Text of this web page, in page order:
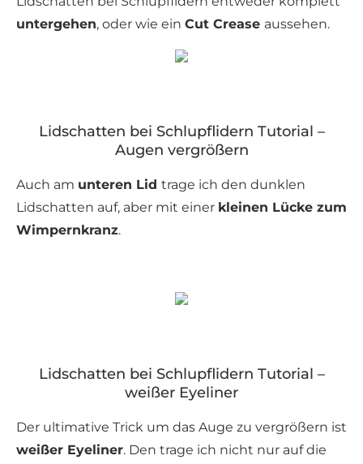
untergehen, oder wie ein Cut Crease aussehen.
Lidschatten bei Schlupflidern Tutorial –
Augen vergrößern
Auch am unteren Lid trage ich den dunklen
Lidschatten auf, aber mit einer kleinen Lücke zum
Wimpernkranz.
Lidschatten bei Schlupflidern Tutorial –
weißer Eyeliner
Der ultimative Trick um das Auge zu vergrößern ist
weißer Eyeliner. Den trage ich nicht nur auf die